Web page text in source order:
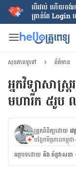
បើរវល់ ហើយចង់​រ
គ្រាន់តែ​ Login
សុខភាពទូទៅ ព័ត៌មាន
អ្នកវិទ្យាសាស្
មហារីក ៥រូប ឈ្
ត្រួតពិនិត្យដោយ វ
បង្អែកមិត្តភាពកម្
អត្ថបទ​ដោយ គីង ច័ន្ទវាសនា​ ·